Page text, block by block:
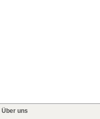
Über uns